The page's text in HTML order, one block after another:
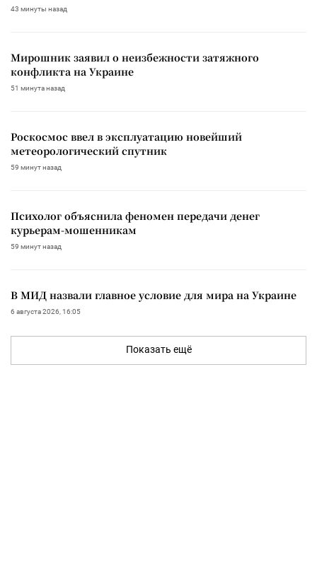
43 минуты назад
Мирошник заявил о неизбежности затяжного
конфликта на Украине
51 минута назад
Роскосмос ввел в эксплуатацию новейший
метеорологический спутник
59 минут назад
Психолог объяснила феномен передачи денег
курьерам-мошенникам
59 минут назад
В МИД назвали главное условие для мира на Украине
6 августа 2026, 16:05
Показать ещё